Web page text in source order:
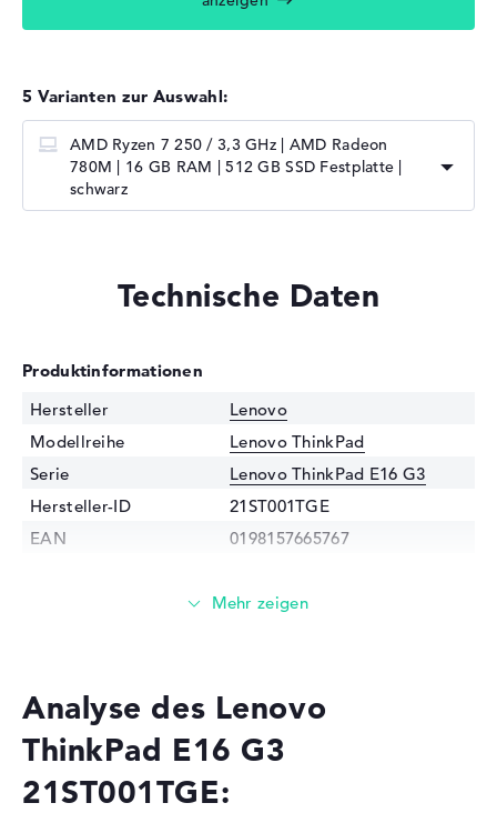
5 Varianten zur Auswahl:
AMD Ryzen 7 250 / 3,3 GHz | AMD Radeon
780M | 16 GB RAM | 512 GB SSD Festplatte |
schwarz
Technische Daten
Produktinformationen
Hersteller
Lenovo
Modellreihe
Lenovo ThinkPad
Serie
Lenovo ThinkPad E16 G3
Hersteller-ID
21ST001TGE
EAN
0198157665767
AMD Ryzen 7 250 / 3,3 GHz
Cache
8 - 16 MB (L2/L3-Cache)
Grafikkarte
Grafikprozessor
Analyse des Lenovo
ThinkPad E16 G3
21ST001TGE: